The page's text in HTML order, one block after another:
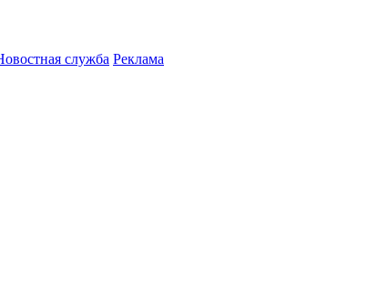
служба Реклама